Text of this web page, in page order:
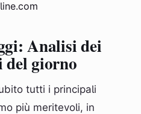
Analisi dei
del giorno
tutti i principali
più meritevoli, in